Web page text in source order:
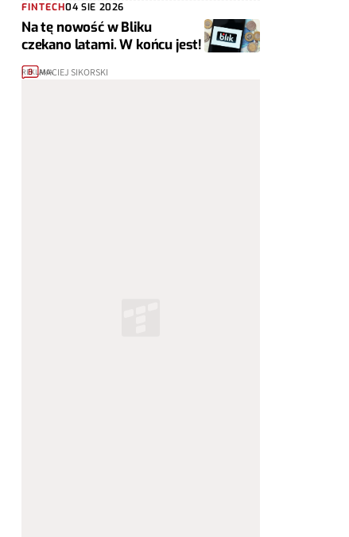
FINTECH04 SIE 2026
Na tę nowość w Bliku
czekano latami. W końcu jest!
8 MACIEJ SIKORSKI